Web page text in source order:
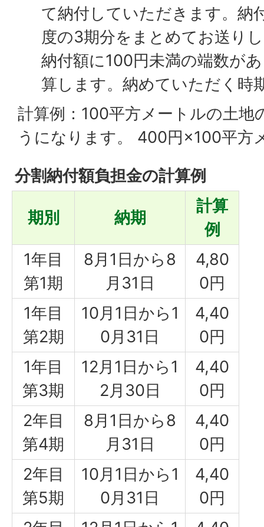
て納付していただきます。納
度の3期分をまとめてお送り
納付額に100円未満の端数が
算します。納めていただく時
計算例：100平方メートルの土地
うになります。 400円×100平方
分割納付額負担金の計算例
期別 納期
計算
例
1年目
第1期
8月1日から8
月31日
4,80
0円
1年目
第2期
10月1日から1
0月31日
4,40
0円
1年目
第3期
12月1日から1
2月30日
4,40
0円
2年目
第4期
8月1日から8
月31日
4,40
0円
2年目
第5期
10月1日から1
0月31日
4,40
0円